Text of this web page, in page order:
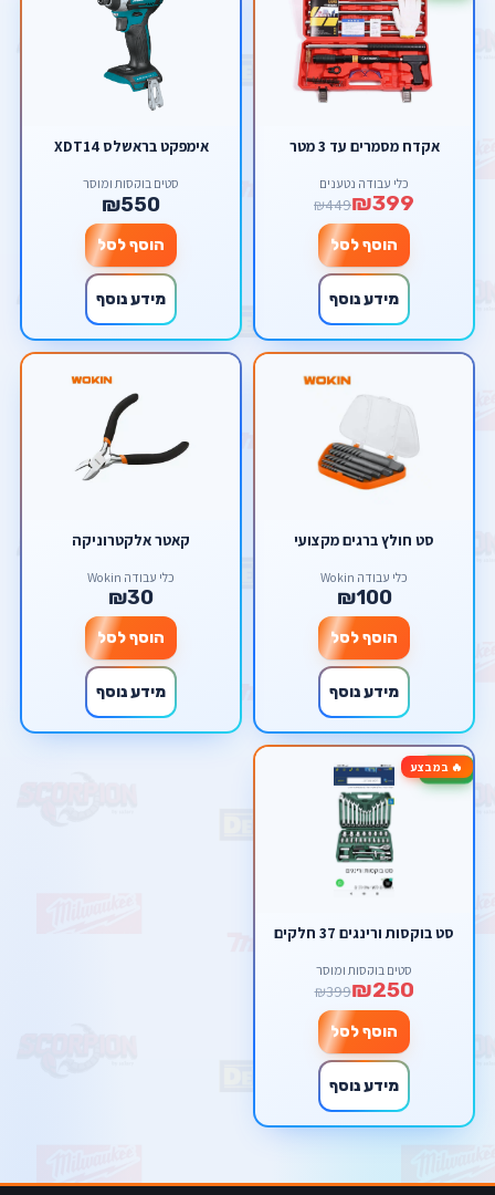
אקדח מסמרים עד 3 מטר
כלי עבודה נטענים
₪399
₪449
הוסף לסל
מידע נוסף
אימפקט בראשלס XDT14
סטים בוקסות ומוסך
₪550
הוסף לסל
מידע נוסף
סט חולץ ברגים מקצועי
כלי עבודה Wokin
₪100
הוסף לסל
מידע נוסף
קאטר אלקטרוניקה
כלי עבודה Wokin
₪30
הוסף לסל
מידע נוסף
🔥 במבצע-37%
סט בוקסות ורינגים 37 חלקים
סטים בוקסות ומוסך
₪250
₪399
הוסף לסל
מידע נוסף